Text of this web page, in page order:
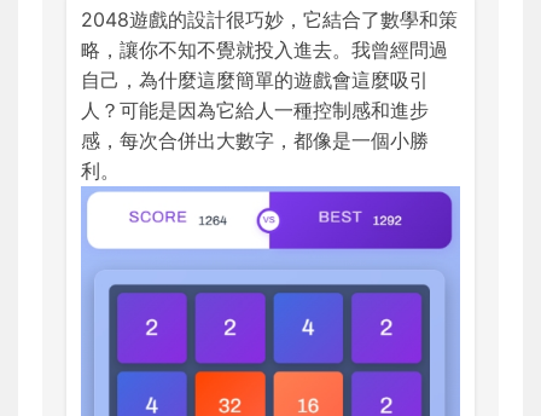
2048遊戲的設計很巧妙，它結合了數學和策
略，讓你不知不覺就投入進去。我曾經問過
自己，為什麼這麼簡單的遊戲會這麼吸引
人？可能是因為它給人一種控制感和進步
感，每次合併出大數字，都像是一個小勝
利。